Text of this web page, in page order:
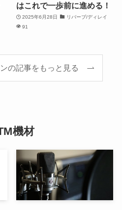
はこれで一歩前に進める！
2025年6月28日
リバーブ/ディレイ
91
の記事をもっと見る
機材